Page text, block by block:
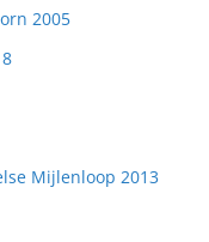
2005
Mijlenloop 2013